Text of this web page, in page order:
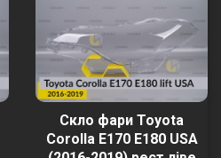
Скло фари Toyota
Corolla E170 E180 USA